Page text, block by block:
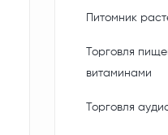
Питомник
Торговля
витаминами
Торговля